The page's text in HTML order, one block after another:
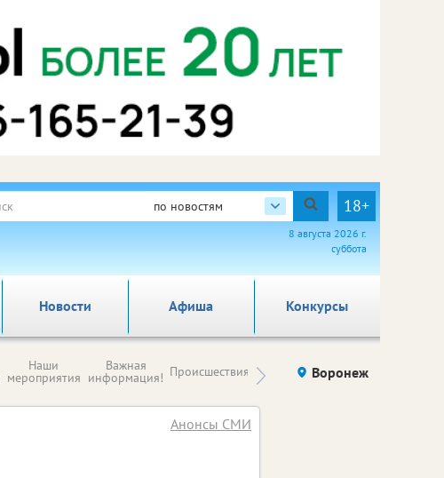
по новостям 18+
8 августа 2026 г.
суббота
Новости Афиша Конкурсы
Наши
мероприятия
Важная
информация! Происшествия Здоровье компаний (на
Воронеж
Анонсы СМИ